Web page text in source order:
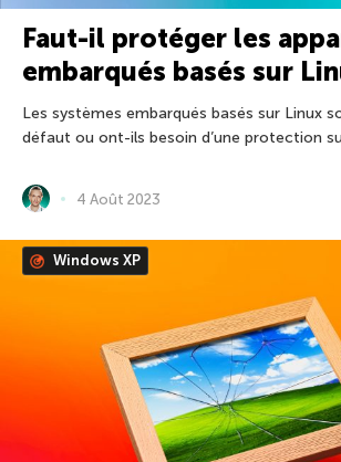
Faut-il protéger les
embarqués basés sur
Les systèmes embarqués basés sur Linux
défaut ou ont-ils besoin d’une protection
4 Août 2023
Windows XP